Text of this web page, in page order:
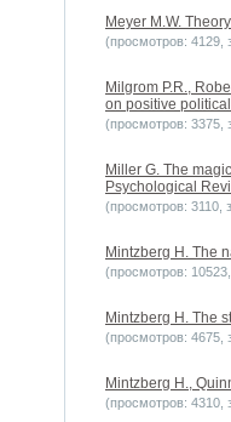
Meyer M.W.
(просмотров: 4129,
Milgrom P.R.,
on positive
(просмотров: 3375,
Miller G. The
Psychological
(просмотров: 3110,
Mintzberg H. The
(просмотров:
Mintzberg H. The
(просмотров: 4675,
Mintzberg H.,
(просмотров: 4310,